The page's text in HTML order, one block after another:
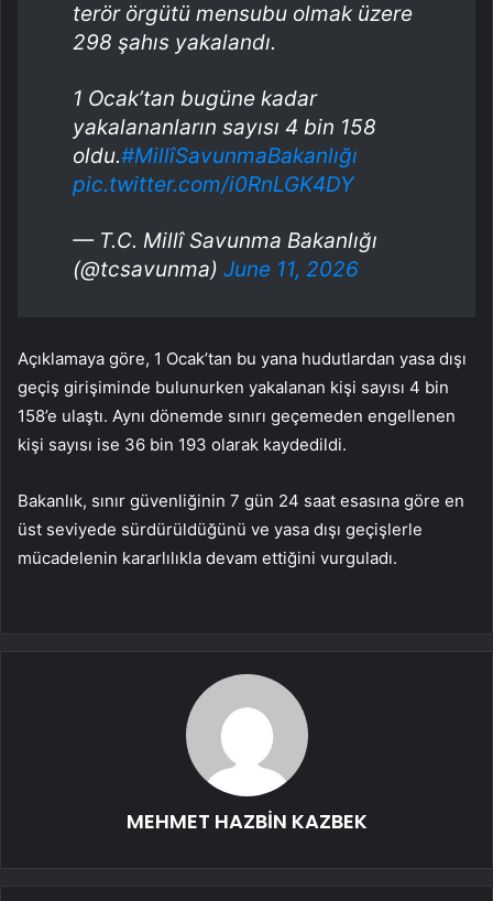
terör örgütü mensubu olmak üzere
298 şahıs yakalandı.
1 Ocak’tan bugüne kadar
yakalananların sayısı 4 bin 158
oldu.#MillîSavunmaBakanlığı
pic.twitter.com/i0RnLGK4DY
— T.C. Millî Savunma Bakanlığı
(@tcsavunma) June 11, 2026
Açıklamaya göre, 1 Ocak’tan bu yana hudutlardan yasa dışı
geçiş girişiminde bulunurken yakalanan kişi sayısı 4 bin
158’e ulaştı. Aynı dönemde sınırı geçemeden engellenen
kişi sayısı ise 36 bin 193 olarak kaydedildi.
Bakanlık, sınır güvenliğinin 7 gün 24 saat esasına göre en
üst seviyede sürdürüldüğünü ve yasa dışı geçişlerle
mücadelenin kararlılıkla devam ettiğini vurguladı.
MEHMET HAZBİN KAZBEK